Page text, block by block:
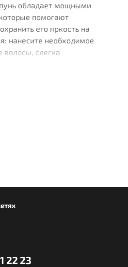
обладает мощными
помогают
его яркость на
нанесите необходимое
волосы, слегка
22 23